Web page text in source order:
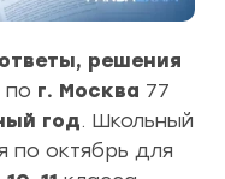
решения
по г. Москва 77
год. Школьный
по октябрь для